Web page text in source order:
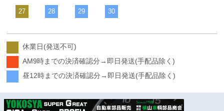
27 28 29 30
休業日(発送不可)
AM9時までの決済確認分→即日発送(手配品除く)
昼12時までの決済確認分→即日発送(手配品除く)